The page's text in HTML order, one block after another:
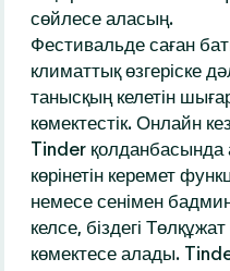
сөйлесе аласың.
Фестивальде саған
климаттық өзгеріске
танысқың келетін
көмектестік. Онлайн
Tinder қолданбасында
көрінетін керемет
немесе сенімен
келсе, біздегі
көмектесе алады.